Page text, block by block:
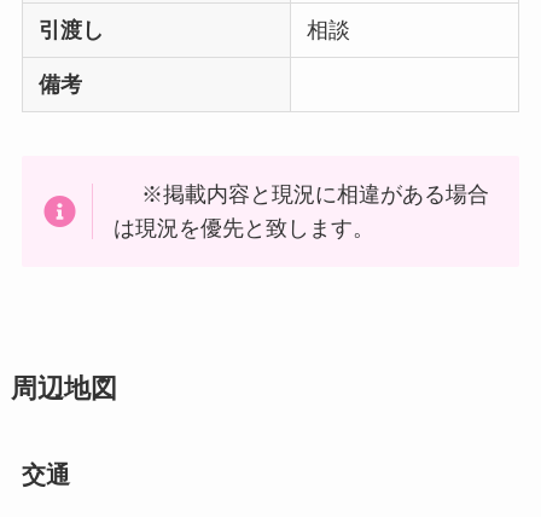
引渡し 相談
備考
※掲載内容と現況に相違がある場合
は現況を優先と致します。
周辺地図
交通